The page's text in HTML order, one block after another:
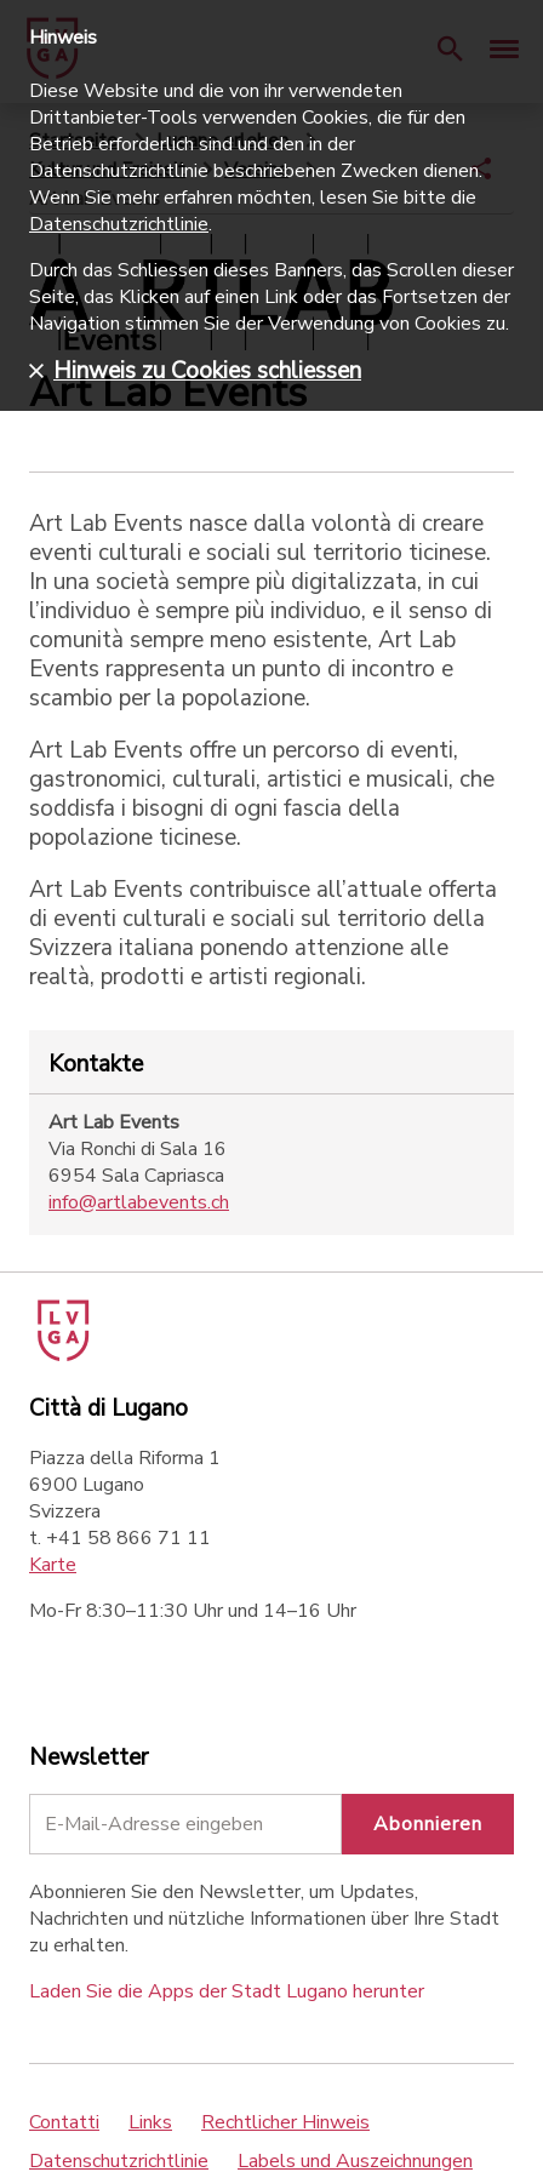
Startseite
Lugano erleben
Kultur und Freizeit
Vereine
Art Lab Events
Art Lab Events
Art Lab Events nasce dalla volontà di creare
eventi culturali e sociali sul territorio ticinese.
In una società sempre più digitalizzata, in cui
l’individuo è sempre più individuo, e il senso di
comunità sempre meno esistente, Art Lab
Events rappresenta un punto di incontro e
scambio per la popolazione.
Art Lab Events offre un percorso di eventi,
gastronomici, culturali, artistici e musicali, che
soddisfa i bisogni di ogni fascia della
popolazione ticinese.
Art Lab Events contribuisce all’attuale offerta
di eventi culturali e sociali sul territorio della
Svizzera italiana ponendo attenzione alle
realtà, prodotti e artisti regionali.
Kontakte
Art Lab Events
Via Ronchi di Sala 16
6954 Sala Capriasca
info@artlabevents.ch
Città di Lugano
Piazza della Riforma 1
6900 Lugano
Svizzera
t. +41 58 866 71 11
Karte
Mo-Fr 8:30–11:30 Uhr und 14–16 Uhr
Newsletter
Abonnieren
Abonnieren Sie den Newsletter, um Updates,
Nachrichten und nützliche Informationen über Ihre Stadt
zu erhalten.
Laden Sie die Apps der Stadt Lugano herunter
Contatti Links
Rechtlicher Hinweis
Datenschutzrichtlinie
Labels und Auszeichnungen
Hinweis
Diese Website und die von ihr verwendeten
Drittanbieter-Tools verwenden Cookies, die für den
Betrieb erforderlich sind und den in der
Datenschutzrichtlinie beschriebenen Zwecken dienen.
Wenn Sie mehr erfahren möchten, lesen Sie bitte die
Datenschutzrichtlinie.
Durch das Schliessen dieses Banners, das Scrollen dieser
Seite, das Klicken auf einen Link oder das Fortsetzen der
Navigation stimmen Sie der Verwendung von Cookies zu.
Hinweis zu Cookies schliessen